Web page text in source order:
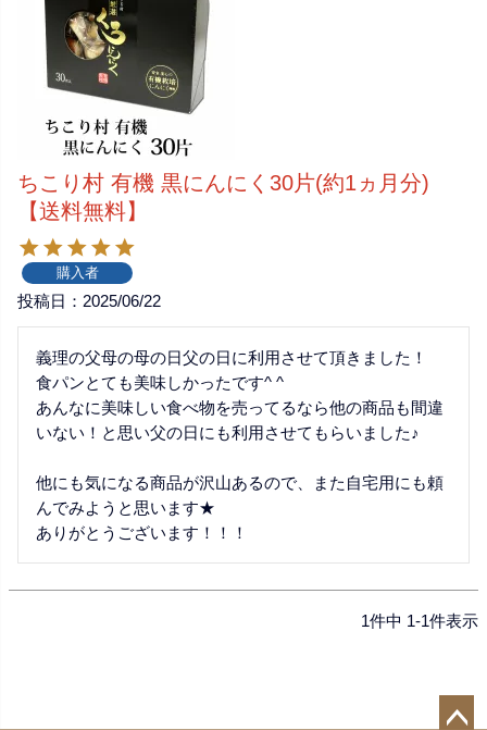
ちこり村 有機 黒にんにく30片(約1ヵ月分)
【送料無料】
購入者
投稿日 2025/06/22
義理の父母の母の日父の日に利用させて頂きました！
食パンとても美味しかったです^ ^
あんなに美味しい食べ物を売ってるなら他の商品も間違
いない！と思い父の日にも利用させてもらいました♪
他にも気になる商品が沢山あるので、また自宅用にも頼
んでみようと思います★
ありがとうございます！！！
1件中 1-1件表示